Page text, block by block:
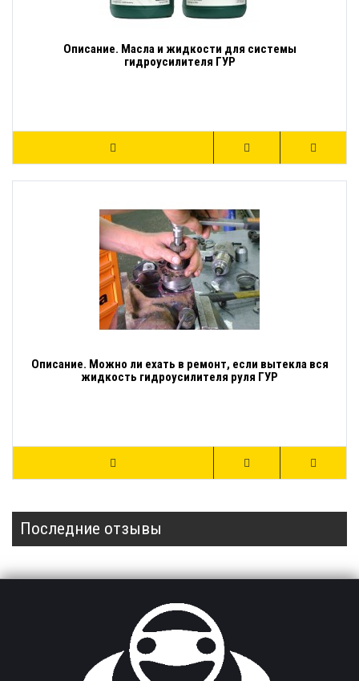
Описание. Масла и жидкости для системы
гидроусилителя ГУР
Описание. Можно ли ехать в ремонт, если вытекла вся
жидкость гидроусилителя руля ГУР
Последние отзывы